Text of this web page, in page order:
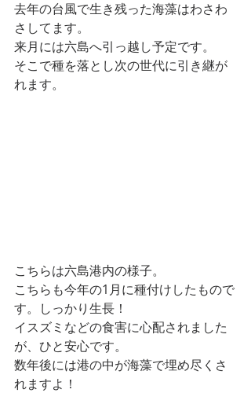
去年の台風で生き残った海藻はわさわ
さしてます。
来月には六島へ引っ越し予定です。
そこで種を落とし次の世代に引き継が
れます。
こちらは六島港内の様子。
こちらも今年の1月に種付けしたもので
す。しっかり生長！
イスズミなどの食害に心配されました
が、ひと安心です。
数年後には港の中が海藻で埋め尽くさ
れますよ！